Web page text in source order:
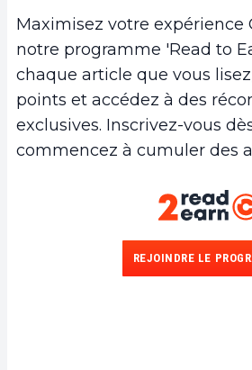
Maximisez votre expérience
notre programme 'Read to
chaque article que vous
points et accédez à des
exclusives. Inscrivez-vous
commencez à cumuler des
REJOINDRE LE